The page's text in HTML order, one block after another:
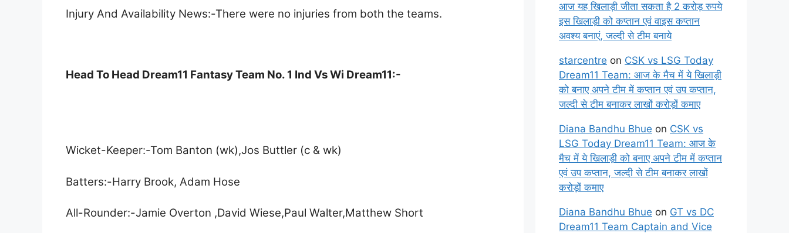
Injury And Availability News:-There were no injuries from both the teams.
Head To Head Dream11 Fantasy Team No. 1 Ind Vs Wi Dream11:-
Wicket-Keeper:-Tom Banton (wk),Jos Buttler (c & wk)
Batters:-Harry Brook, Adam Hose
All-Rounder:-Jamie Overton ,David Wiese,Paul Walter,Matthew Short
आज यह खिलाड़ी जीता सकता है 2 करोड़ रुपये
इस खिलाड़ी को कप्तान एवं वाइस कप्तान
अवश्य बनाएं, जल्दी से टीम बनाये
starcentre on CSK vs LSG Today
Dream11 Team: आज के मैच में ये खिलाड़ी
को बनाए अपने टीम में कप्तान एवं उप कप्तान,
जल्दी से टीम बनाकर लाखों करोड़ों कमाए
Diana Bandhu Bhue on CSK vs
LSG Today Dream11 Team: आज के
मैच में ये खिलाड़ी को बनाए अपने टीम में कप्तान
एवं उप कप्तान, जल्दी से टीम बनाकर लाखों
करोड़ों कमाए
Diana Bandhu Bhue on GT vs DC
Dream11 Team Captain and Vice